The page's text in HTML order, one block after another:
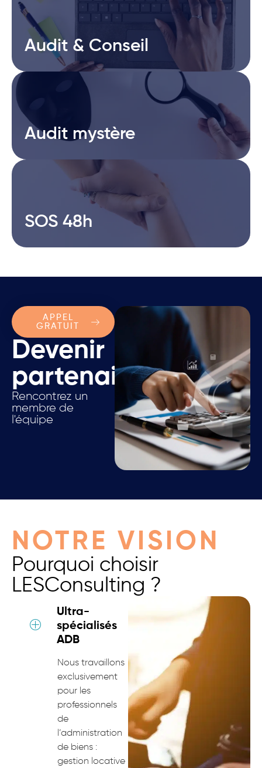
Audit & Conseil
Audit & Conseil
Audit mystère
Audit mystère
SOS 48h
SOS 48h
Devenir
partenaire.
Rencontrez un
membre de
l'équipe
APPEL
GRATUIT
NOTRE VISION
Pourquoi choisir
LESConsulting ?
Ultra-
spécialisés
ADB
Nous travaillons
exclusivement
pour les
professionnels
de
l’administration
de biens :
gestion locative